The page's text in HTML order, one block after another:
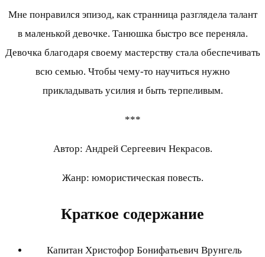
Мне понравился эпизод, как странница разглядела талант
в маленькой девочке. Танюшка быстро все переняла.
Девочка благодаря своему мастерству стала обеспечивать
всю семью. Чтобы чему-то научиться нужно
прикладывать усилия и быть терпеливым.
***
Автор: Андрей Сергеевич Некрасов.
Жанр: юмористическая повесть.
Краткое содержание
Капитан Христофор Бонифатьевич Врунгель